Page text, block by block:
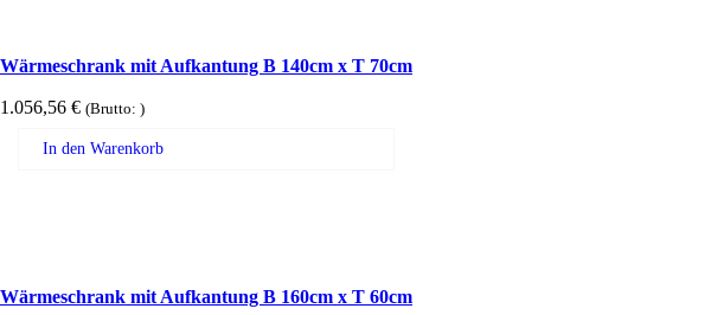
Wärmeschrank mit Aufkantung B 140cm x T 70cm
1.056,56 € (Brutto: )
In den Warenkorb
Wärmeschrank mit Aufkantung B 160cm x T 60cm